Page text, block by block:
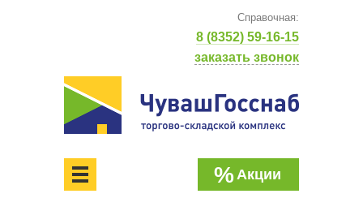
Справочная:
8 (8352) 59-16-15
заказать звонок
%Акции